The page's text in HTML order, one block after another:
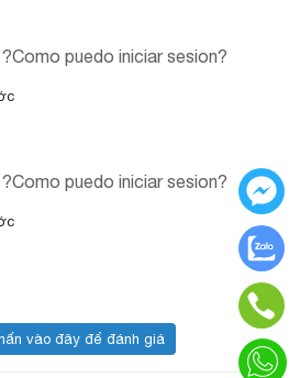
puedo iniciar sesion?
puedo iniciar sesion?
vào đây để đánh giá